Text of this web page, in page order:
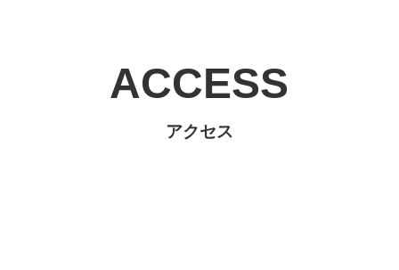
ACCESS
アクセス